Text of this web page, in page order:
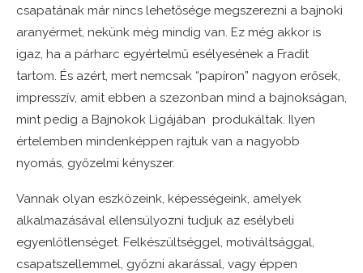
csapatának már nincs lehetősége megszerezni a bajnoki
aranyérmet, nekünk még mindig van. Ez még akkor is
igaz, ha a párharc egyértelmű esélyesének a Fradit
tartom. És azért, mert nemcsak “papíron” nagyon erősek,
impresszív, amit ebben a szezonban mind a bajnokságan,
mint pedig a Bajnokok Ligájában produkáltak. Ilyen
értelemben mindenképpen rajtuk van a nagyobb
nyomás, győzelmi kényszer.
Vannak olyan eszközeink, képességeink, amelyek
alkalmazásával ellensúlyozni tudjuk az esélybeli
egyenlőtlenséget. Felkészültséggel, motiváltsággal,
csapatszellemmel, győzni akarással, vagy éppen